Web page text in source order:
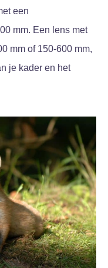
een
mm. Een lens met
mm of 150-600 mm,
je kader en het